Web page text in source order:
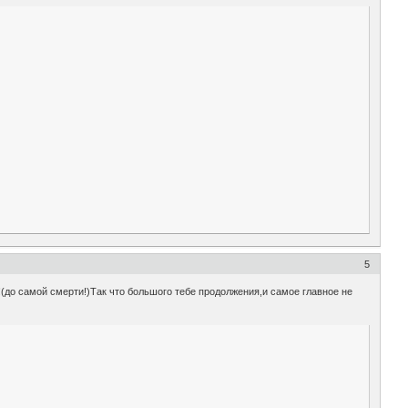
5
самой смерти!)Так что большого тебе продолжения,и самое главное не